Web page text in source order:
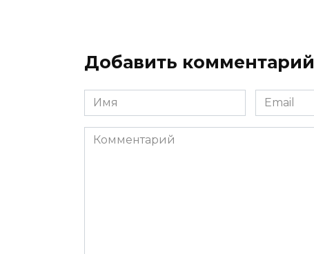
Добавить комментарий
Имя
*
Email
*
Комментарий